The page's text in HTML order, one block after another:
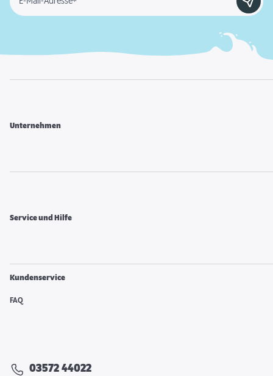
Unternehmen
Service und Hilfe
Kundenservice
FAQ
03572 44022